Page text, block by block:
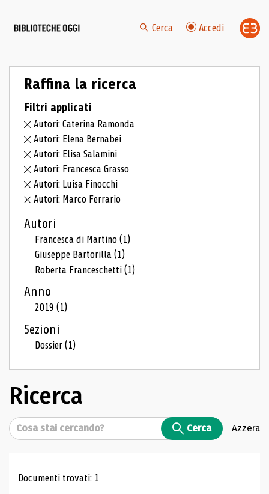
Cerca Accedi
Raffina la ricerca
Filtri applicati
Autori: Caterina Ramonda
Autori: Elena Bernabei
Autori: Elisa Salamini
Autori: Francesca Grasso
Autori: Luisa Finocchi
Autori: Marco Ferrario
Autori
Francesca di Martino(1)
Giuseppe Bartorilla(1)
Roberta Franceschetti(1)
Anno
2019(1)
Sezioni
Dossier(1)
Ricerca
Cerca Cerca Azzera
Risultati di ricerca
Documenti trovati: 1